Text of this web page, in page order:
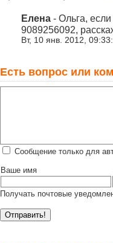
Елена - Ольга,
9089256092,
Вт, 10 янв. 2012,
Есть вопрос или
Сообщение только для
Ваше имя
Получать почтовые